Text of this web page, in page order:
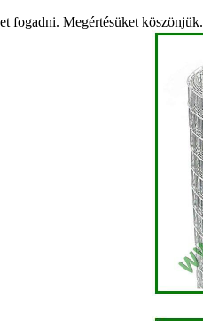
fogadni. Megértésüket köszönjük.